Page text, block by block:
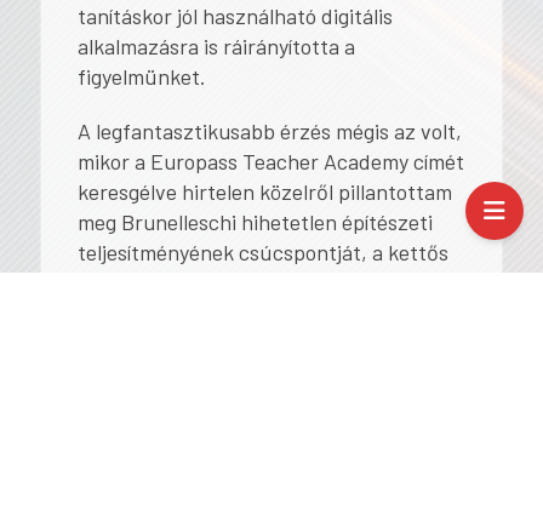
tanításkor jól használható digitális
alkalmazásra is ráirányította a
figyelmünket.
A legfantasztikusabb érzés mégis az volt,
mikor a Europass Teacher Academy címét
keresgélve hirtelen közelről pillantottam
meg Brunelleschi hihetetlen építészeti
teljesítményének csúcspontját, a kettős